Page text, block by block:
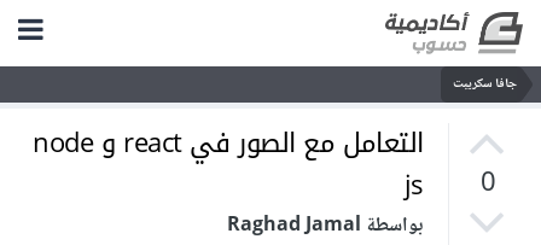
جافا سكريبت
0
التعامل مع الصور في react و node
js
بواسطة Raghad Jamal